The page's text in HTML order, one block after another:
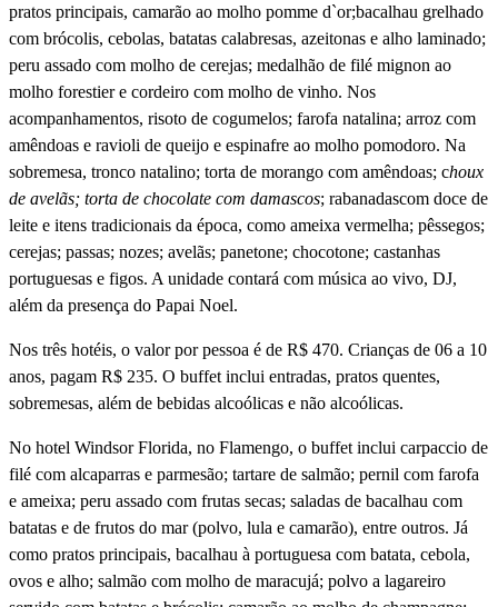
pratos principais, camarão ao molho pomme d`or;bacalhau grelhado
com brócolis, cebolas, batatas calabresas, azeitonas e alho laminado;
peru assado com molho de cerejas; medalhão de filé mignon ao
molho forestier e cordeiro com molho de vinho. Nos
acompanhamentos, risoto de cogumelos; farofa natalina; arroz com
amêndoas e ravioli de queijo e espinafre ao molho pomodoro. Na
sobremesa, tronco natalino; torta de morango com amêndoas; choux
de avelãs; torta de chocolate com damascos; rabanadascom doce de
leite e itens tradicionais da época, como ameixa vermelha; pêssegos;
cerejas; passas; nozes; avelãs; panetone; chocotone; castanhas
portuguesas e figos. A unidade contará com música ao vivo, DJ,
além da presença do Papai Noel.
Nos três hotéis, o valor por pessoa é de R$ 470. Crianças de 06 a 10
anos, pagam R$ 235. O buffet inclui entradas, pratos quentes,
sobremesas, além de bebidas alcoólicas e não alcoólicas.
No hotel Windsor Florida, no Flamengo, o buffet inclui carpaccio de
filé com alcaparras e parmesão; tartare de salmão; pernil com farofa
e ameixa; peru assado com frutas secas; saladas de bacalhau com
batatas e de frutos do mar (polvo, lula e camarão), entre outros. Já
como pratos principais, bacalhau à portuguesa com batata, cebola,
ovos e alho; salmão com molho de maracujá; polvo a lagareiro